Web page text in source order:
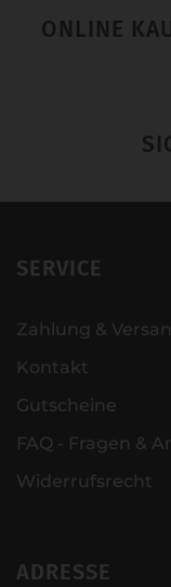
ONLINE
SERVICE
Zahlung &
Kontakt
Gutscheine
FAQ - Fragen &
Widerrufsrecht
ADRESSE